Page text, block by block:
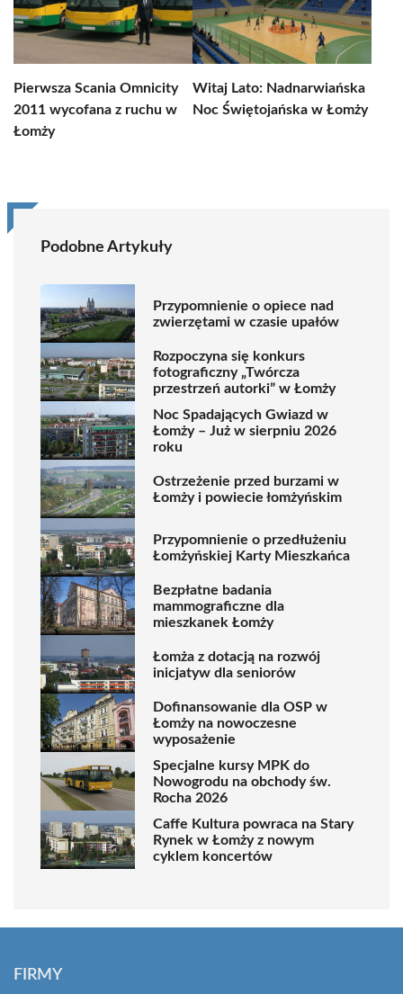
Pierwsza Scania Omnicity
2011 wycofana z ruchu w
Łomży
Witaj Lato: Nadnarwiańska
Noc Świętojańska w Łomży
Podobne Artykuły
Przypomnienie o opiece nad
zwierzętami w czasie upałów
Rozpoczyna się konkurs
fotograficzny „Twórcza
przestrzeń autorki” w Łomży
Noc Spadających Gwiazd w
Łomży – Już w sierpniu 2026
roku
Ostrzeżenie przed burzami w
Łomży i powiecie łomżyńskim
Przypomnienie o przedłużeniu
Łomżyńskiej Karty Mieszkańca
Bezpłatne badania
mammograficzne dla
mieszkanek Łomży
Łomża z dotacją na rozwój
inicjatyw dla seniorów
Dofinansowanie dla OSP w
Łomży na nowoczesne
wyposażenie
Specjalne kursy MPK do
Nowogrodu na obchody św.
Rocha 2026
Caffe Kultura powraca na Stary
Rynek w Łomży z nowym
cyklem koncertów
FIRMY